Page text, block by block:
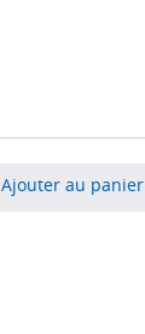
Ajouter au panier